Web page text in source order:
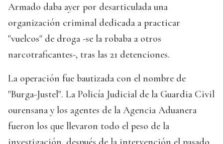
Armado daba ayer por desarticulada una
organización criminal dedicada a practicar
"vuelcos" de droga -se la robaba a otros
narcotraficantes-, tras las 21 detenciones.
La operación fue bautizada con el nombre de
"Burga-Justel". La Policía Judicial de la Guardia Civil
ourensana y los agentes de la Agencia Aduanera
fueron los que llevaron todo el peso de la